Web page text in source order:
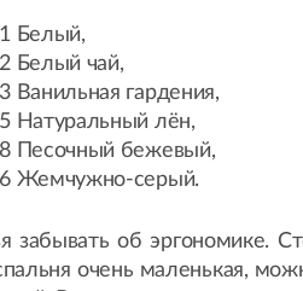
Белый,
Белый чай,
Ванильная гардения,
Натуральный лён,
Песочный бежевый,
Жемчужно-серый.
забывать об эргономике.
очень маленькая,